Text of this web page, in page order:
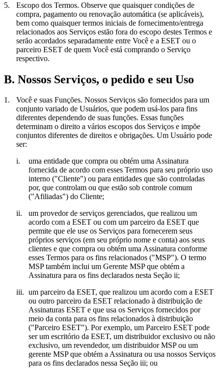
5.
Escopo dos Termos. Observe que quaisquer condições de
compra, pagamento ou renovação automática (se aplicáveis),
bem como quaisquer termos iniciais de fornecimento/entrega
relacionados aos Serviços estão fora do escopo destes Termos e
serão acordados separadamente entre Você e a ESET ou o
parceiro ESET de quem Você está comprando o Serviço
respectivo.
B. Nossos Serviços, o pedido e seu Uso
1. Você e suas Funções. Nossos Serviços são fornecidos para um
conjunto variado de Usuários, que podem usá-los para fins
diferentes dependendo de suas funções. Essas funções
determinam o direito a vários escopos dos Serviços e impõe
conjuntos diferentes de direitos e obrigações. Um Usuário pode
ser:
i.
uma entidade que compra ou obtém uma Assinatura
fornecida de acordo com esses Termos para seu próprio uso
interno ("Cliente") ou para entidades que são controladas
por, que controlam ou que estão sob controle comum
("Afiliadas") do Cliente;
ii.
um provedor de serviços gerenciados, que realizou um
acordo com a ESET ou com um parceiro da ESET que
permite que ele use os Serviços para fornecerem seus
próprios serviços (em seu próprio nome e conta) aos seus
clientes e que compra ou obtém uma Assinatura conforme
esses Termos para os fins relacionados ("MSP"). O termo
MSP também inclui um Gerente MSP que obtém a
Assinatura para os fins declarados nesta Seção ii;
iii. um parceiro da ESET, que realizou um acordo com a ESET
ou outro parceiro da ESET relacionado à distribuição de
Assinaturas ESET e que usa os Serviços fornecidos por
meio da conta para os fins relacionados à distribuição
("Parceiro ESET"). Por exemplo, um Parceiro ESET pode
ser um escritório da ESET, um distribuidor exclusivo ou não
exclusivo, um revendedor, um distribuidor MSP ou um
gerente MSP que obtém a Assinatura ou usa nossos Serviços
para os fins declarados nessa Seção iii; ou